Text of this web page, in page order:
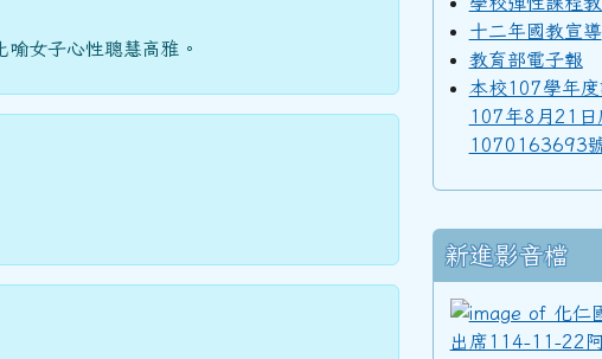
女子心性聰慧高雅。
十二年國教宣導
教育部電子報
本校107學年
107年8月21日
1070163693
新進影音檔